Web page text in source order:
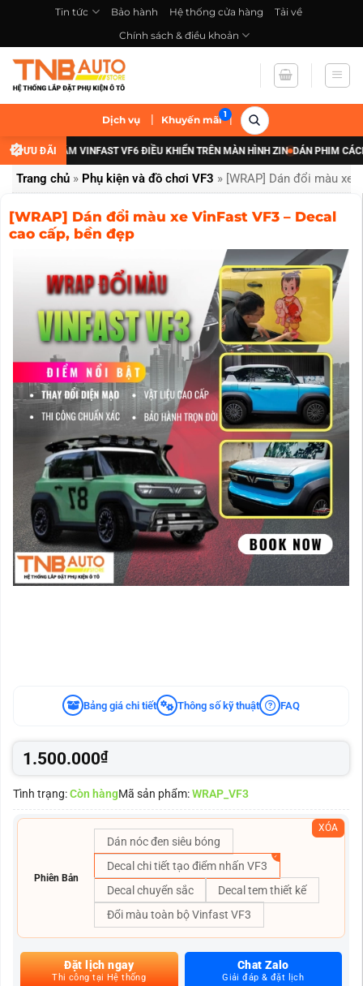
nội
dung
Tin tức Bảo hành Hệ thống cửa hàng
Tải về
Chính sách & điều khoản
Dịch vụ | Khuyến mãi |
ƯU ĐÃI
GẦM VINFAST VF6 ĐIỀU KHIỂN TRÊN MÀN HÌNH ZIN DÁN PHIM CÁCH
Trang chủ » Phụ kiện và đồ chơi VF3 » [WRAP] Dán đổi màu xe
[WRAP] Dán đổi màu xe VinFast VF3 – Decal
cao cấp, bền đẹp
Bảng giá chi tiết Thông số kỹ thuật FAQ
1.500.000₫
Tình trạng:Còn hàngMã sản phẩm:WRAP_VF3
Phiên Bản
Dán nóc đen siêu bóng
Decal chi tiết tạo điểm nhấn VF3
Decal chuyển sắc
Decal tem thiết kế
Đổi màu toàn bộ Vinfast VF3
XÓA
Đặt lịch ngay
Thi công tại Hệ thống
Chat Zalo
Giải đáp & đặt lịch